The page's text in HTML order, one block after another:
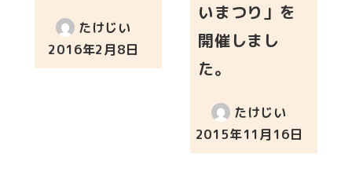
たけじい
投稿日
2016年2月8日
いまつり」を
開催しまし
た。
たけじい
投稿日
2015年11月16日